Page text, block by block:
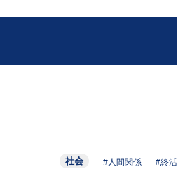
社会 #人間関係 #終活